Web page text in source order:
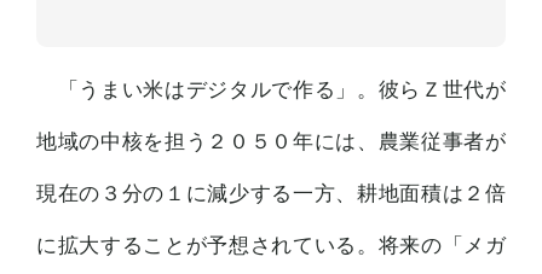
「うまい米はデジタルで作る」。彼らＺ世代が
地域の中核を担う２０５０年には、農業従事者が
現在の３分の１に減少する一方、耕地面積は２倍
に拡大することが予想されている。将来の「メガ